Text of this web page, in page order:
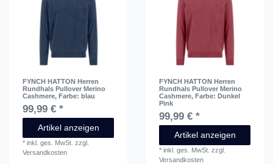
FYNCH HATTON Herren
Rundhals Pullover Merino
Cashmere, Farbe: blau
99,99 € *
Artikel anzeigen
*inkl. ges. MwSt. zzgl.
Versandkosten
FYNCH HATTON Herren
Rundhals Pullover Merino
Cashmere, Farbe: Dunkel
Pink
99,99 € *
Artikel anzeigen
*inkl. ges. MwSt. zzgl.
Versandkosten